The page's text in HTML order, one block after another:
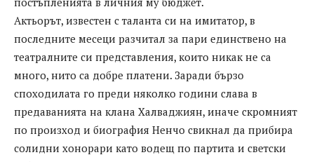
Актьорът, известен с таланта си на имитатор, в
последните месеци разчитал за пари единствено на
театралните си представления, които никак не са
много, нито са добре платени. Заради бързо
споходилата го преди няколко години слава в
предаванията на клана Халваджиян, иначе скромният
по произход и биография Ненчо свикнал да прибира
солидни хонорари като водещ по партита и светски